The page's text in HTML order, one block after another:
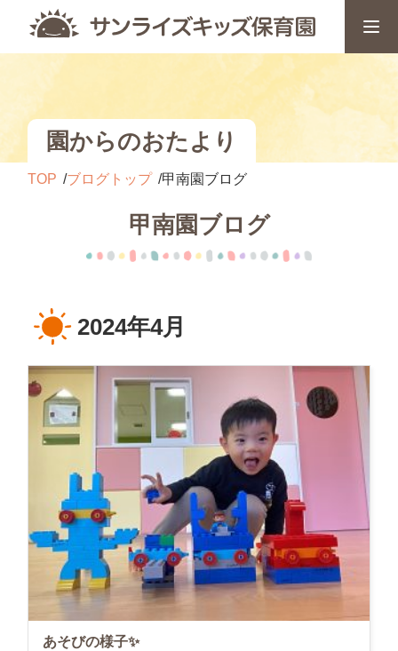
園からのおたより
TOP ブログトップ 甲南園ブログ
甲南園ブログ
2024年4月
あそびの様子✨